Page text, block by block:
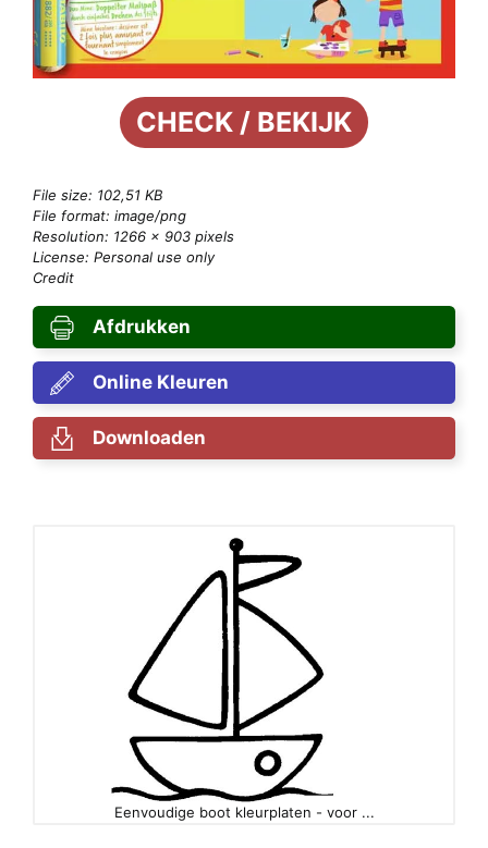
CHECK / BEKIJK
File size: 102,51 KB
File format: image/png
Resolution: 1266 × 903 pixels
License: Personal use only
Credit
Afdrukken
Online Kleuren
Downloaden
Eenvoudige boot kleurplaten - voor ...